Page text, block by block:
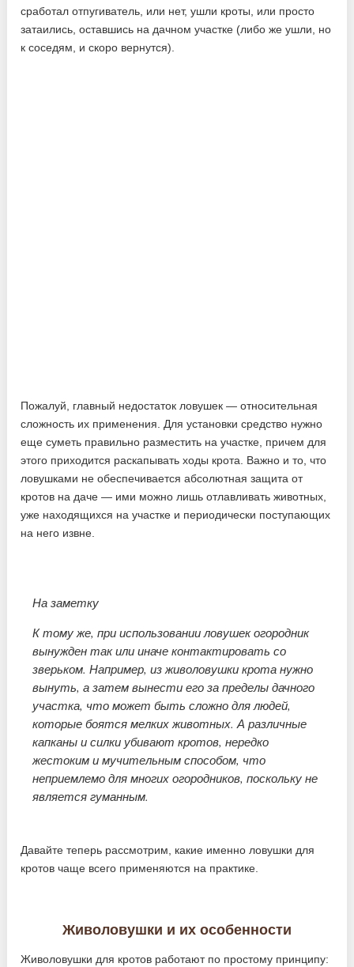
сработал отпугиватель, или нет, ушли кроты, или просто
затаились, оставшись на дачном участке (либо же ушли, но
к соседям, и скоро вернутся).
Пожалуй, главный недостаток ловушек — относительная
сложность их применения. Для установки средство нужно
еще суметь правильно разместить на участке, причем для
этого приходится раскапывать ходы крота. Важно и то, что
ловушками не обеспечивается абсолютная защита от
кротов на даче — ими можно лишь отлавливать животных,
уже находящихся на участке и периодически поступающих
на него извне.
На заметку
К тому же, при использовании ловушек огородник
вынужден так или иначе контактировать со
зверьком. Например, из живоловушки крота нужно
вынуть, а затем вынести его за пределы дачного
участка, что может быть сложно для людей,
которые боятся мелких животных. А различные
капканы и силки убивают кротов, нередко
жестоким и мучительным способом, что
неприемлемо для многих огородников, поскольку не
является гуманным.
Давайте теперь рассмотрим, какие именно ловушки для
кротов чаще всего применяются на практике.
Живоловушки и их особенности
Живоловушки для кротов работают по простому принципу: